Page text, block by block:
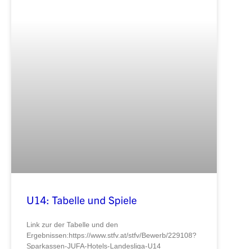
U14: Tabelle und Spiele
Link zur der Tabelle und den
Ergebnissen:https://www.stfv.at/stfv/Bewerb/229108?
Sparkassen-JUFA-Hotels-Landesliga-U14